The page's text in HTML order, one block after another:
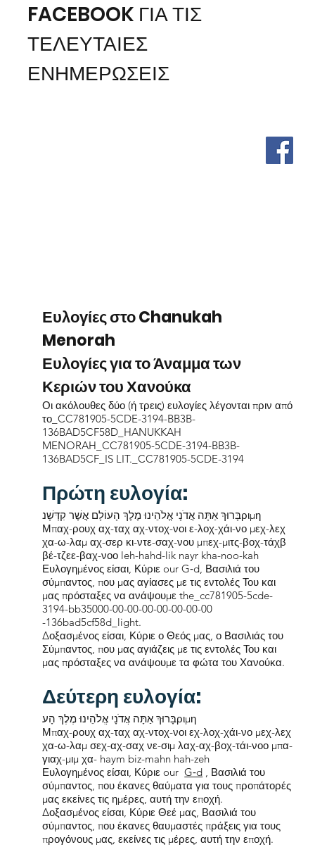
FACEBOOK ΓΙΑ ΤΙΣ
ΤΕΛΕΥΤΑΙΕΣ
ΕΝΗΜΕΡΩΣΕΙΣ
Ευλογίες στο Chanukah
Menorah
Ευλογίες για το Άναμμα των
Κεριών του Χανούκα
Οι ακόλουθες δύο (ή τρεις) ευλογίες λέγονται πριν από
το_CC781905-5CDE-3194-BB3B-
136BAD5CF58D_HANUKKAH
MENORAH_CC781905-5CDE-3194-BB3B-
136BAD5CF_IS LIT._CC781905-5CDE-3194
Πρώτη ευλογία:
בָּרוּךְ אַתָּה אֲדֹנָי אֱלֹהֵינוּ מֶלֶךְ הָעוֹלָם אֲשֶׁר קִדְּשָׁנριμη
Μπαχ-ρουχ αχ-ταχ αχ-ντοχ-νοι ε-λοχ-χάι-νο μεχ-λεχ
χα-ω-λαμ αχ-σερ κι-ντε-σαχ-νου μπεχ-μιτς-βοχ-τάχβ
βέ-τζεε-βαχ-νοο leh-hahd-lik nayr kha-noo-kah
Ευλογημένος είσαι, Κύριε our G‑d, Βασιλιά του
σύμπαντος, που μας αγίασες με τις εντολές Του και
μας πρόσταξες να ανάψουμε the_cc781905-5cde-
3194-bb35000-00-00-00-00-00-00-00
-136bad5cf58d_light.
Δοξασμένος είσαι, Κύριε ο Θεός μας, ο Βασιλιάς του
Σύμπαντος, που μας αγιάζεις με τις εντολές Του και
μας πρόσταξες να ανάψουμε τα φώτα του Χανούκα.
Δεύτερη ευλογία:
בָּרוּךְ אַתָּה אֲדֹנָי אֱלֹהֵינוּ מֶלֶךְ הָעριμη
Μπαχ-ρουχ αχ-ταχ αχ-ντοχ-νοι εχ-λοχ-χάι-νο μεχ-λεχ
χα-ω-λαμ σεχ-αχ-σαχ νε-σιμ λαχ-αχ-βοχ-τάι-νοο μπα-
γιαχ-μιμ χα- haym biz-mahn hah-zeh
Ευλογημένος είσαι, Κύριε ourG‑d , Βασιλιά του
σύμπαντος, που έκανες θαύματα για τους προπάτορές
μας εκείνες τις ημέρες, αυτή την εποχή.
Δοξασμένος είσαι, Κύριε Θεέ μας, Βασιλιά του
σύμπαντος, που έκανες θαυμαστές πράξεις για τους
προγόνους μας, εκείνες τις μέρες, αυτή την εποχή.